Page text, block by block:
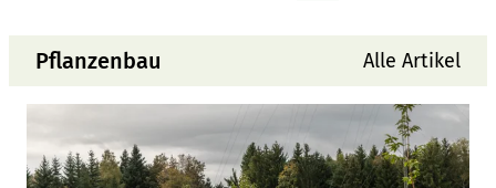
Pflanzenbau Alle Artikel